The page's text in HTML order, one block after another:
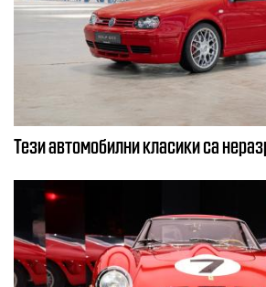
Тези автомобилни класики са